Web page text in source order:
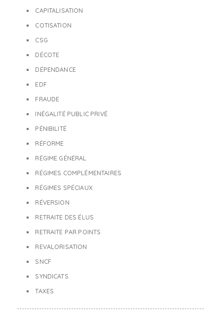
CAPITALISATION
COTISATION
CSG
DÉCOTE
DÉPENDANCE
EDF
FRAUDE
INÉGALITÉ PUBLIC PRIVÉ
PÉNIBILITÉ
RÉFORME
RÉGIME GÉNÉRAL
RÉGIMES COMPLÉMENTAIRES
RÉGIMES SPÉCIAUX
RÉVERSION
RETRAITE DES ÉLUS
RETRAITE PAR POINTS
REVALORISATION
SNCF
SYNDICATS
TAXES